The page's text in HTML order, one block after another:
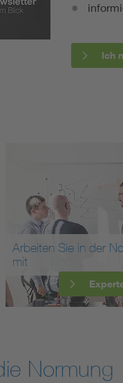
Ich
Arbeiten Sie in der
mit
Normung